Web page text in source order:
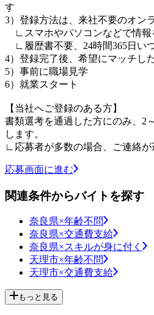
す
3）登録方法は、来社不要のオン
∟スマホやパソコンなどで情報
∟履歴書不要、24時間365日い
4）登録完了後、希望にマッチし
5）事前に職場見学
6）就業スタート
【当社へご登録のある方】
書類選考を通過した方にのみ、2
します。
∟応募者が多数の場合、ご連絡が
応募画面に進む
関連条件からバイトを探す
奈良県×年齢不問
奈良県×交通費支給
奈良県×スキルが身に付く
天理市×年齢不問
天理市×交通費支給
もっと見る